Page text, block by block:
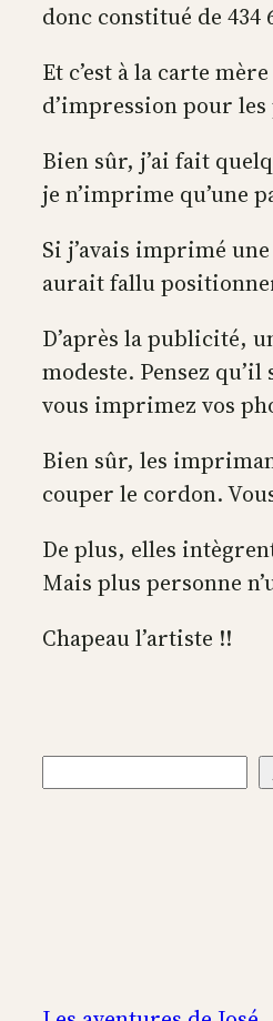
donc constitué de 434
Et c’est à la carte
d’impression pour
Bien sûr, j’ai fait
je n’imprime qu’une
Si j’avais imprimé
aurait fallu
D’après la publicité,
modeste. Pensez
vous imprimez vos
Bien sûr, les
couper le cordon.
De plus, elles
Mais plus personne
Chapeau l’artiste !!